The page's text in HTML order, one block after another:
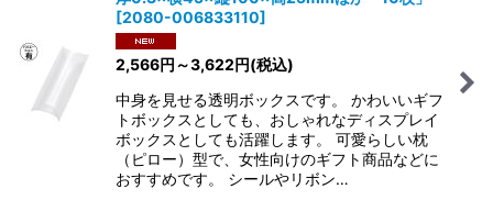
[2080-006833110]
2,566円 ～3,622円(税込)
中身を見せる透明ボックスです。 かわいいギフ
トボックスとしても、おしゃれなディスプレイ
ボックスとしても活躍します。 可愛らしい枕
（ピロー）型で、女性向けのギフト商品などに
おすすめです。 シールやリボン…